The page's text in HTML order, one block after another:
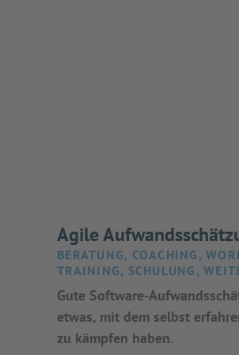
Agile
BERATUNG, COACHING,
TRAINING, SCHULUNG,
Gute Software-
etwas, mit dem selbst
zu kämpfen haben.